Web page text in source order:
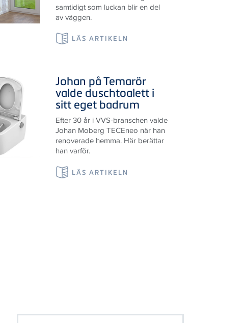
LÄS ARTIKELN
sitt eget badrum
Efter 30 år i VVS-branschen valde
Johan Moberg TECEneo när han
renoverade hemma. Här berättar
han varför.
LÄS ARTIKELN
REFERENSER